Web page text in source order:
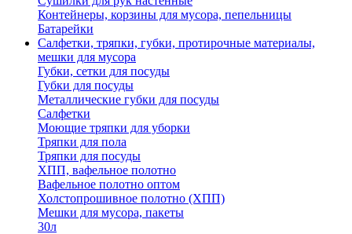
Контейнеры, корзины для мусора, пепельницы
Батарейки
Салфетки, тряпки, губки, протирочные материалы,
мешки для мусора
Губки, сетки для посуды
Губки для посуды
Металлические губки для посуды
Салфетки
Моющие тряпки для уборки
Тряпки для пола
Тряпки для посуды
ХПП, вафельное полотно
Вафельное полотно оптом
Холстопрошивное полотно (ХПП)
Мешки для мусора, пакеты
30л